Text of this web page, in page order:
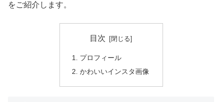
をご紹介します。
目次
プロフィール
かわいいインスタ画像